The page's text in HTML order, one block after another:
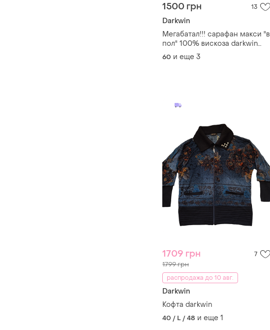
1500 грн 13
Darkwin
Мегабатал!!! сарафан макси "в
пол" 100% вискоза darkwin
(турция)
60 и еще 3
1709 грн 7
1799 грн
распродажа до 10 авг.
Darkwin
Кофта darkwin
40 / L / 48 и еще 1